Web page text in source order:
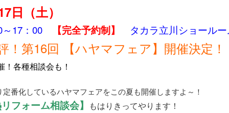
日（土）
～17：00 【完全予約制】 タカラ立川ショールー
！第16回 【ハヤマフェア】開催決定！
！各種相談会も！
定番化しているハヤマフェアをこの夏も開催しますよ～！
フォーム相談会】
もはりきってやります！